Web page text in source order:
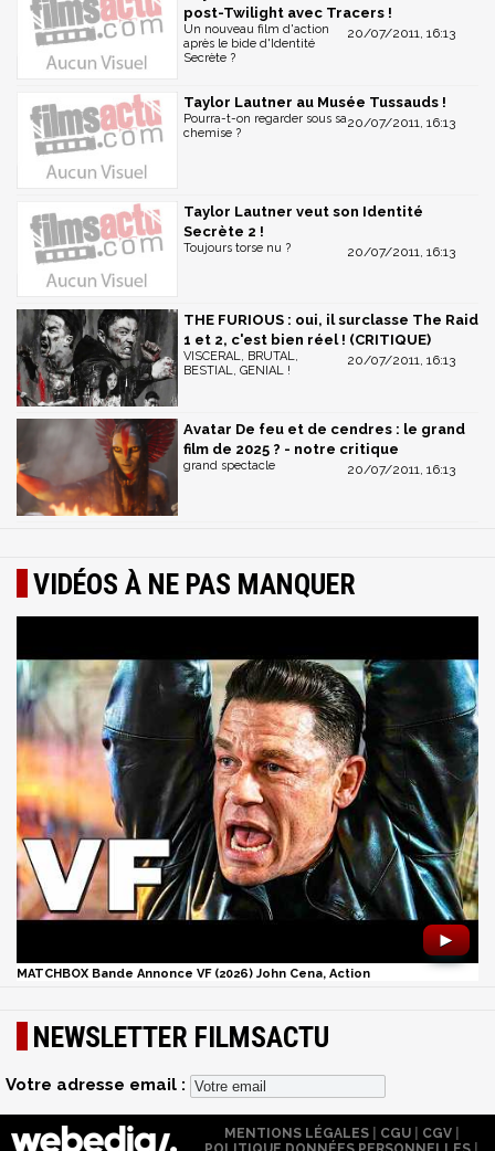
post-Twilight avec Tracers !
20/07/2011, 16:13
Un nouveau film d'action
après le bide d'Identité
Secrète ?
Taylor Lautner au Musée Tussauds !
20/07/2011, 16:13
Pourra-t-on regarder sous sa
chemise ?
Taylor Lautner veut son Identité
Secrète 2 !
20/07/2011, 16:13
Toujours torse nu ?
THE FURIOUS : oui, il surclasse The Raid
1 et 2, c'est bien réel ! (CRITIQUE)
20/07/2011, 16:13
VISCERAL, BRUTAL,
BESTIAL, GENIAL !
Avatar De feu et de cendres : le grand
film de 2025 ? - notre critique
20/07/2011, 16:13
grand spectacle
VIDÉOS À NE PAS MANQUER
►
MATCHBOX Bande Annonce VF (2026) John Cena, Action
NEWSLETTER FILMSACTU
Votre adresse email :
MENTIONS LÉGALES| CGU| CGV|